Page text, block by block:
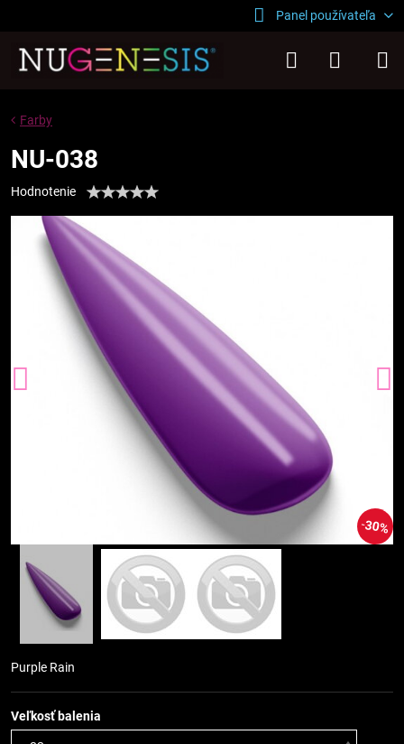
Panel používateľa
30%
Farby
NU-038
Hodnotenie
Purple Rain
Veľkosť balenia